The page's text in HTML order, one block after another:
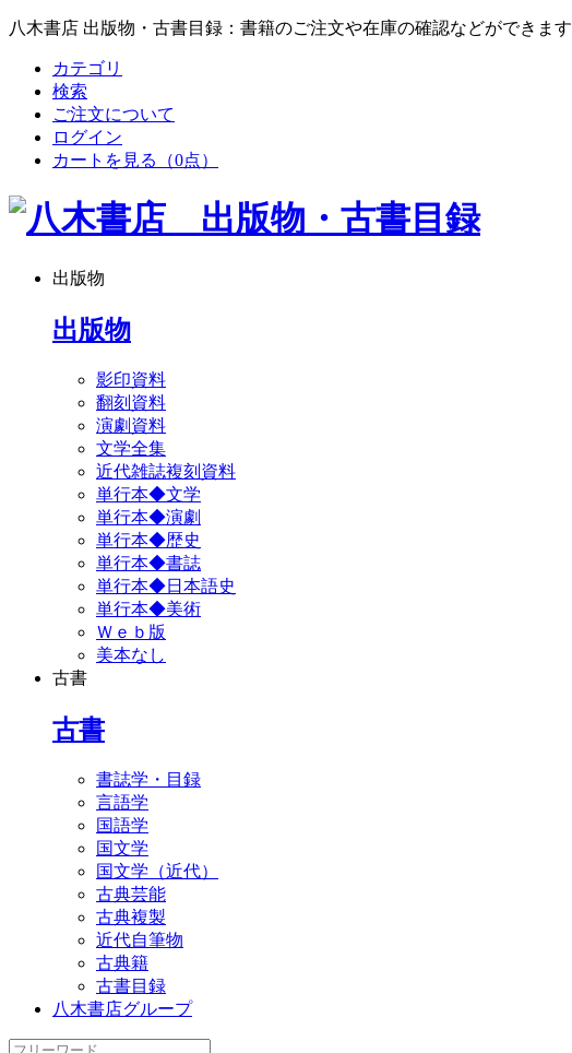
八木書店 出版物・古書目録：書籍のご注文や在庫の確認などができます
カテゴリ
検索
ご注文について
ログイン
カートを見る
（0点）
出版物
出版物
影印資料
翻刻資料
演劇資料
文学全集
近代雑誌複刻資料
単行本◆文学
単行本◆演劇
単行本◆歴史
単行本◆書誌
単行本◆日本語史
単行本◆美術
Ｗｅｂ版
美本なし
古書
古書
書誌学・目録
言語学
国語学
国文学
国文学（近代）
古典芸能
古典複製
近代自筆物
古典籍
古書目録
八木書店グループ